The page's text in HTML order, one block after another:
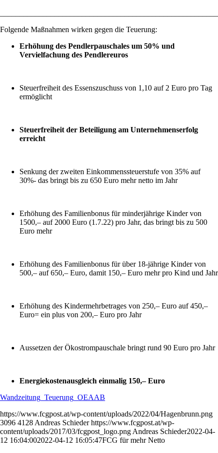
Folgende Maßnahmen wirken gegen die Teuerung:
Erhöhung des Pendlerpauschales um 50% und
Vervielfachung des Pendlereuros
Steuerfreiheit des Essenszuschuss von 1,10 auf 2 Euro pro Tag
ermöglicht
Steuerfreiheit der Beteiligung am Unternehmenserfolg
erreicht
Senkung der zweiten Einkommenssteuerstufe von 35% auf
30%- das bringt bis zu 650 Euro mehr netto im Jahr
Erhöhung des Familienbonus für minderjährige Kinder von
1500,– auf 2000 Euro (1.7.22) pro Jahr, das bringt bis zu 500
Euro mehr
Erhöhung des Familienbonus für über 18-jährige Kinder von
500,– auf 650,– Euro, damit 150,– Euro mehr pro Kind und Jahr
Erhöhung des Kindermehrbetrages von 250,– Euro auf 450,–
Euro= ein plus von 200,– Euro pro Jahr
Aussetzen der Ökostrompauschale bringt rund 90 Euro pro Jahr
Energiekostenausgleich einmalig 150,– Euro
Wandzeitung_Teuerung_OEAAB
https://www.fcgpost.at/wp-content/uploads/2022/04/Hagenbrunn.png
3096 4128 Andreas Schieder https://www.fcgpost.at/wp-
content/uploads/2017/03/fcgpost_logo.png Andreas Schieder2022-04-
12 16:04:002022-04-12 16:05:47FCG für mehr Netto